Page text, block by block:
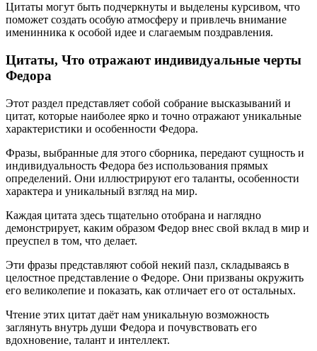
Цитаты могут быть подчеркнуты и выделены курсивом, что
поможет создать особую атмосферу и привлечь внимание
именинника к особой идее и слагаемым поздравления.
Цитаты, Что отражают индивидуальные черты
Федора
Этот раздел представляет собой собрание высказываний и
цитат, которые наиболее ярко и точно отражают уникальные
характеристики и особенности Федора.
Фразы, выбранные для этого сборника, передают сущность и
индивидуальность Федора без использования прямых
определений. Они иллюстрируют его таланты, особенности
характера и уникальный взгляд на мир.
Каждая цитата здесь тщательно отобрана и наглядно
демонстрирует, каким образом Федор внес свой вклад в мир и
преуспел в том, что делает.
Эти фразы представляют собой некий пазл, складываясь в
целостное представление о Федоре. Они призваны окружить
его великолепие и показать, как отличает его от остальных.
Чтение этих цитат даёт нам уникальную возможность
заглянуть внутрь души Федора и почувствовать его
вдохновение, талант и интеллект.